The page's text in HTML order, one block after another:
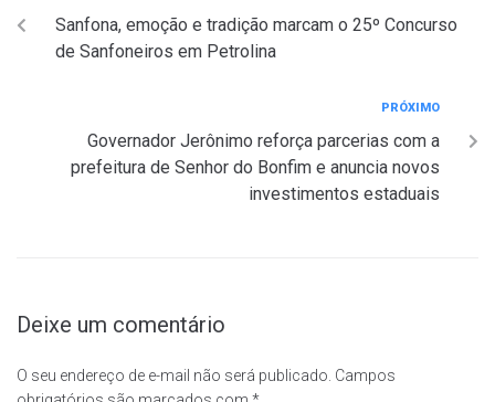
Sanfona, emoção e tradição marcam o 25º Concurso
de Sanfoneiros em Petrolina
PRÓXIMO
Governador Jerônimo reforça parcerias com a
prefeitura de Senhor do Bonfim e anuncia novos
investimentos estaduais
Deixe um comentário
O seu endereço de e-mail não será publicado. Campos